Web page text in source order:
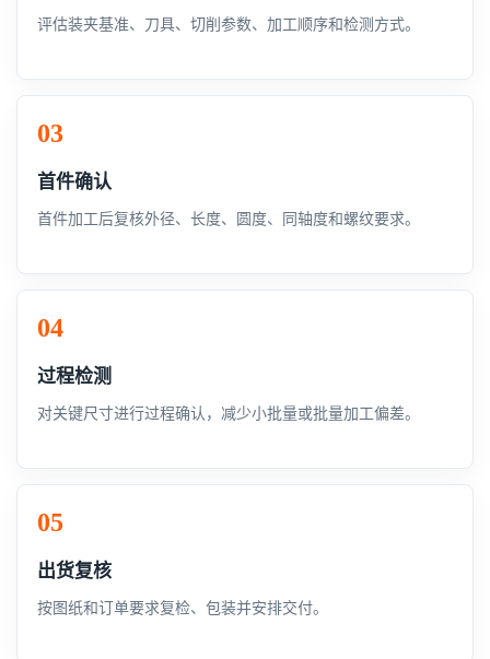
评估装夹基准、刀具、切削参数、加工顺序和检测方式。
首件确认
首件加工后复核外径、长度、圆度、同轴度和螺纹要求。
过程检测
对关键尺寸进行过程确认，减少小批量或批量加工偏差。
出货复核
按图纸和订单要求复检、包装并安排交付。